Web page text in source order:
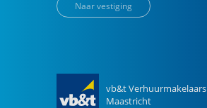
Naar vestiging
vb&t Verhuurmakelaars
Maastricht